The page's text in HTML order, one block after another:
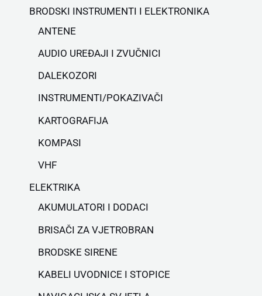
BRODSKI INSTRUMENTI I ELEKTRONIKA
ANTENE
AUDIO UREĐAJI I ZVUČNICI
DALEKOZORI
INSTRUMENTI/POKAZIVAČI
KARTOGRAFIJA
KOMPASI
VHF
ELEKTRIKA
AKUMULATORI I DODACI
BRISAČI ZA VJETROBRAN
BRODSKE SIRENE
KABELI UVODNICE I STOPICE